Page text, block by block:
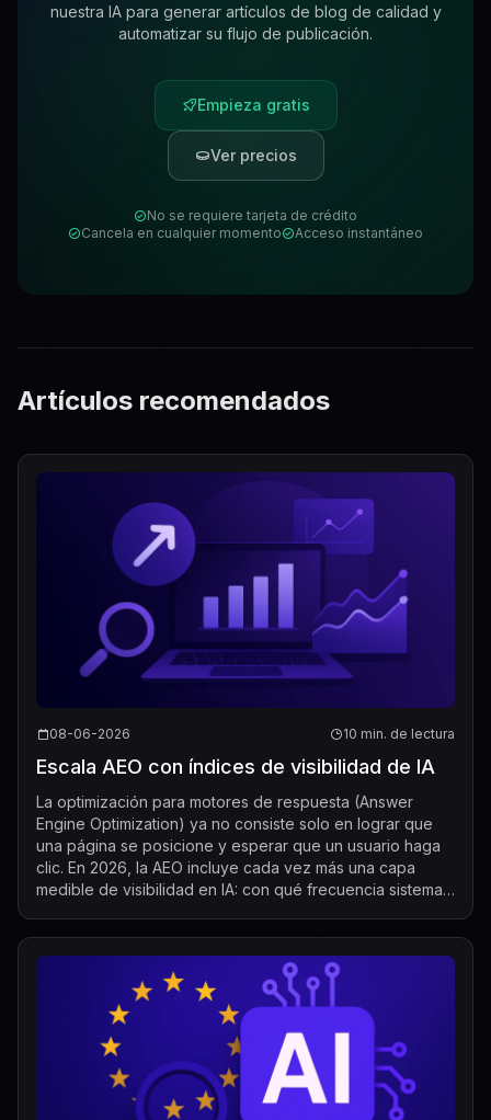
nuestra IA para generar artículos de blog de calidad y
automatizar su flujo de publicación.
Empieza gratis
Ver precios
No se requiere tarjeta de crédito
Cancela en cualquier momento
Acceso instantáneo
Artículos recomendados
08-06-2026 10 min. de lectura
Escala AEO con índices de visibilidad de IA
La optimización para motores de respuesta (Answer
Engine Optimization) ya no consiste solo en lograr que
una página se posicione y esperar que un usuario haga
clic. En 2026, la AEO incluye cada vez más una capa
medible de visibilidad en IA: con qué frecuencia sistemas